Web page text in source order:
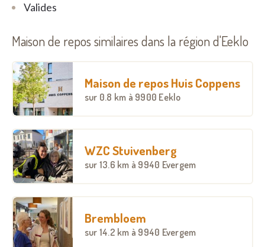
Valides
Maison de repos similaires dans la région d'Eeklo
Maison de repos Huis Coppens
sur 0.8 km à 9900 Eeklo
WZC Stuivenberg
sur 13.6 km à 9940 Evergem
Brembloem
sur 14.2 km à 9940 Evergem